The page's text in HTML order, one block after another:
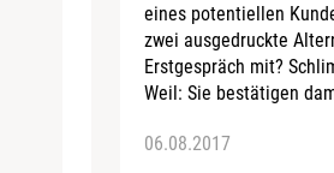
eines potentiellen
zwei ausgedruckte
Erstgespräch mit?
Weil: Sie bestätigen
06.08.2017